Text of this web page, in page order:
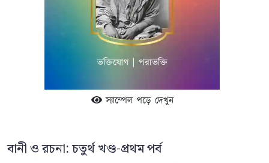
স্যাম্পেল পড়ে দেখুন
বানী ও রচনা: চতুর্থ খণ্ড-প্রথম পর্ব